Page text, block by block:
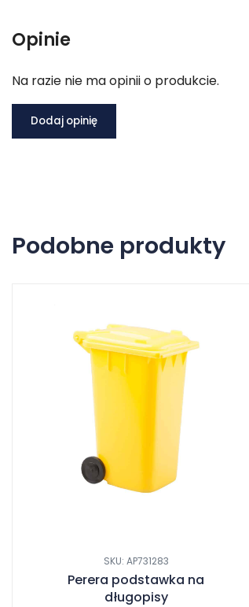
Opinie
Na razie nie ma opinii o produkcie.
Dodaj opinię
Podobne produkty
SKU: AP731283
Perera podstawka na
długopisy